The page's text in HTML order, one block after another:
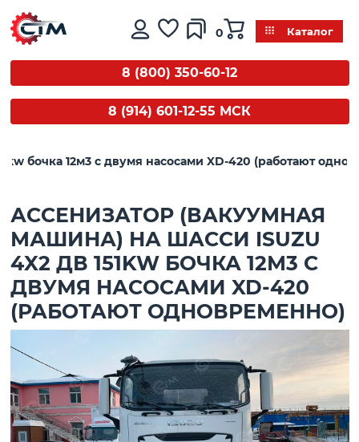
0 Каталог
8 (800) 350-60-12
8 (914) 601-12-55 МСК
бочка 12м3 с двумя насосами XD-420 (работают
АССЕНИЗАТОР (ВАКУУМНАЯ
МАШИНА) НА ШАССИ ISUZU
4X2 ДВ 151KW БОЧКА 12М3 С
ДВУМЯ НАСОСАМИ XD-420
(РАБОТАЮТ ОДНОВРЕМЕННО)